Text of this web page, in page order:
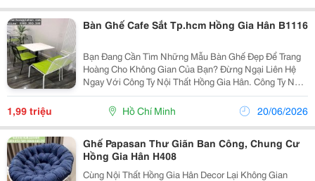
Bàn Ghế Cafe Sắt Tp.hcm Hồng Gia Hân B1116
Bạn Đang Cần Tìm Những Mẫu Bàn Ghế Đẹp Để Trang
Hoàng Cho Không Gian Của Bạn? Đừng Ngại Liên Hệ
Ngay Với Công Ty Nội Thất Hồng Gia Hân. Công Ty Nội
Thất Hồng Gia Hân Luôn Tạo Được Sự Tín Nhiệm Riêng
Cho Khách Hàng Ở: Chất Liệu: Khung Sắt Sơn Tĩ
1,99 triệu Hồ Chí Minh 20/06/2026
Ghế Papasan Thư Giãn Ban Công, Chung Cư
Hồng Gia Hân H408
Cùng Nội Thất Hồng Gia Hân Decor Lại Không Gian